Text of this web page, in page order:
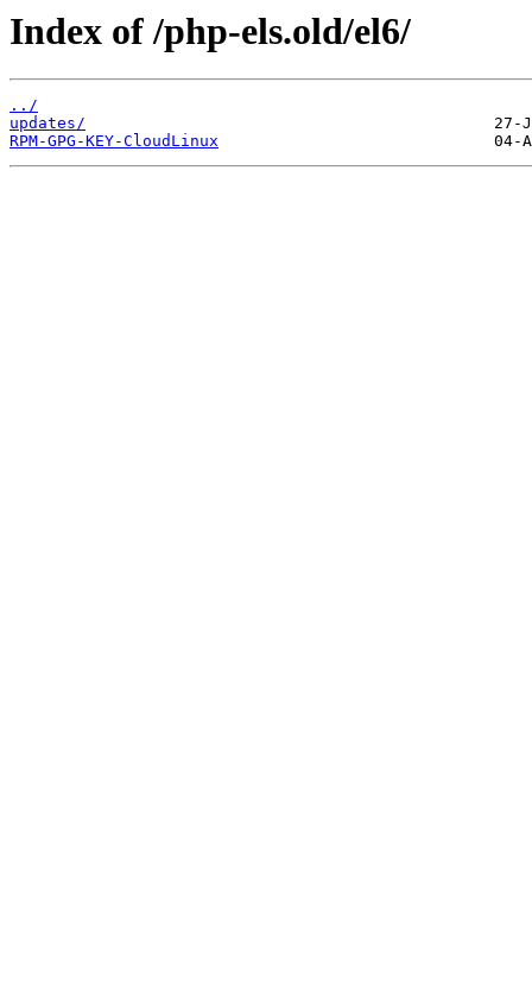
Index of /php-els.old/el6/
../
updates/
RPM-GPG-KEY-CloudLinux